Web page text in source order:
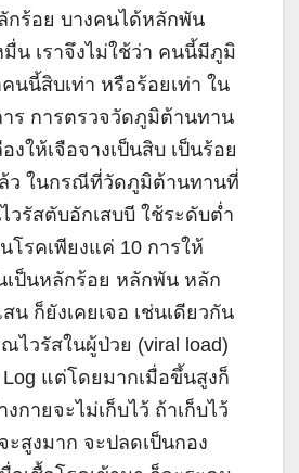
กร้อย บางคนได้หลักพัน
น เราจึงไม่ใช้ว่า คนนี้มีภูมิ
นนี้สิบเท่า หรือร้อยเท่า ใน
ร การตรวจวัดภูมิต้านทาน
งให้เจือจางเป็นสิบ เป็นร้อย
ว ในกรณีที่วัดภูมิต้านทานที่
วรัสตับอักเสบบี ใช้ระดับต่ำ
โรคเพียงแค่ 10 การให้
ป็นหลักร้อย หลักพัน หลัก
ก็ยังเคยเจอ เช่นเดียวกัน
ไวรัสในผู้ป่วย (viral load)
Log แต่โดยมากเมื่อขึ้นสูงก็
งกายจะไม่เก็บไว้ ถ้าเก็บไว้
ะสูงมาก จะปลดเป็นกอง